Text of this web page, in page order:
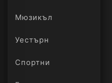
Мюзикъл
Уестърн
Спортни